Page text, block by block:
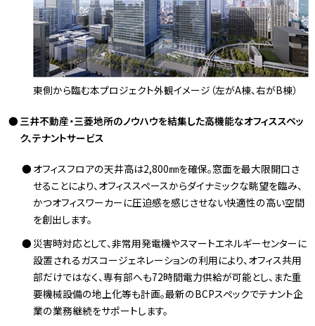
東側から臨む本プロジェクト外観イメージ（左がA棟、右がB棟）
三井不動産・三菱地所のノウハウを結集した高機能なオフィススペッ
ク、テナントサービス
オフィスフロアの天井高は2,800㎜を確保。窓面を最大限開口さ
せることにより、オフィススペースからダイナミックな眺望を臨み、
かつオフィスワーカーに圧迫感を感じさせない快適性の高い空間
を創出します。
災害時対応として、非常用発電機やスマートエネルギーセンターに
設置されるガスコージェネレーションの利用により、オフィス共用
部だけではなく、専有部へも72時間電力供給が可能とし、また重
要機械設備の地上化等も計画。最新のBCPスペックでテナント企
業の業務継続をサポートします。